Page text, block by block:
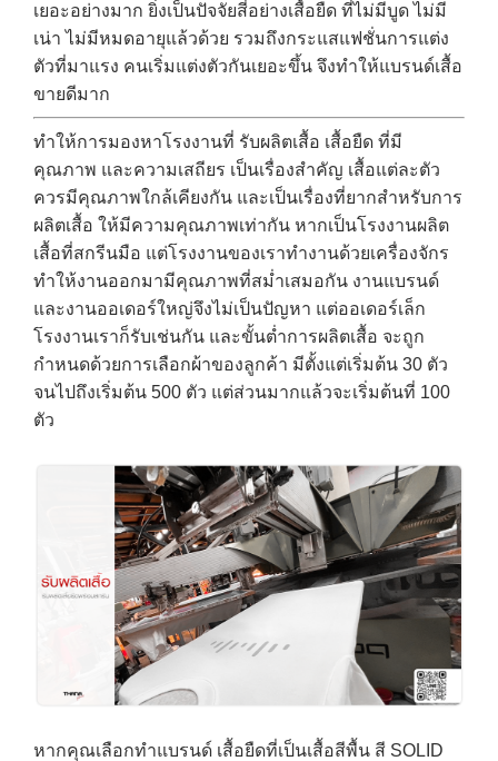
เยอะอย่างมาก ยิ่งเป็นปัจจัยสี่อย่างเสื้อยืด ที่ไม่มีบูด ไม่มี
เน่า ไม่มีหมดอายุแล้วด้วย รวมถึงกระแสแฟชั่นการแต่ง
ตัวที่มาแรง คนเริ่มแต่งตัวกันเยอะขึ้น จึงทำให้แบรนด์เสื้อ
ขายดีมาก
ทำให้การมองหาโรงงานที่ รับผลิตเสื้อ เสื้อยืด ที่มี
คุณภาพ และความเสถียร เป็นเรื่องสำคัญ เสื้อแต่ละตัว
ควรมีคุณภาพใกล้เคียงกัน และเป็นเรื่องที่ยากสำหรับการ
ผลิตเสื้อ ให้มีความคุณภาพเท่ากัน หากเป็นโรงงานผลิต
เสื้อที่สกรีนมือ แต่โรงงานของเราทำงานด้วยเครื่องจักร
ทำให้งานออกมามีคุณภาพที่สม่ำเสมอกัน งานแบรนด์
และงานออเดอร์ใหญ่จึงไม่เป็นปัญหา แต่ออเดอร์เล็ก
โรงงานเราก็รับเช่นกัน และขั้นต่ำการผลิตเสื้อ จะถูก
กำหนดด้วยการเลือกผ้าของลูกค้า มีตั้งแต่เริ่มต้น 30 ตัว
จนไปถึงเริ่มต้น 500 ตัว แต่ส่วนมากแล้วจะเริ่มต้นที่ 100
ตัว
หากคุณเลือกทำแบรนด์ เสื้อยืดที่เป็นเสื้อสีพื้น สี SOLID